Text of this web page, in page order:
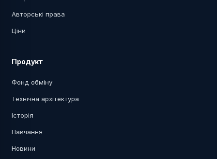
Авторські права
Ціни
Продукт
Фонд обміну
Технічна архітектура
Історія
Навчання
Новини